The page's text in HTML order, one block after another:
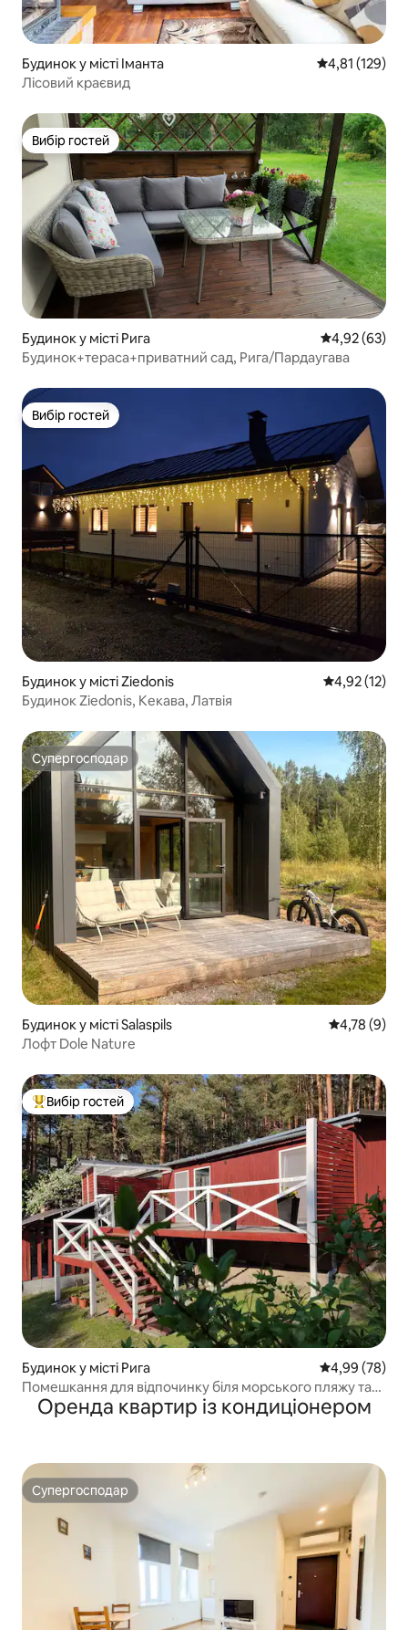
Будинок у місті Іманта Середня
4,81 (129)
Лісовий краєвид
Вибір гостей
Вибір гостей
Будинок у місті Рига Середня
4,92 (63)
Будинок+тераса+приватний сад, Рига/Пардаугава
Вибір гостей
Вибір гостей
Будинок у місті Ziedonis Середня
4,92 (12)
Будинок Ziedonis, Кекава, Латвія
Супергосподар
Супергосподар
Будинок у місті Salaspils Середня
4,78 (9)
Лофт Dole Nature
Топ вибір гостей
Вибір гостей
Будинок у місті Рига Середня
4,99 (78)
Помешкання для відпочинку біля морського пляжу та
соснового лісу
Оренда квартир із кондиціонером
Супергосподар
Супергосподар